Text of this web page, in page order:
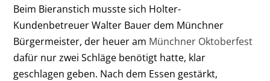
Beim Bieranstich musste sich Holter-
Kundenbetreuer Walter Bauer dem Münchner
Bürgermeister, der heuer am Münchner Oktoberfest
dafür nur zwei Schläge benötigt hatte, klar
geschlagen geben. Nach dem Essen gestärkt,